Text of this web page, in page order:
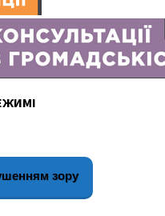
зору